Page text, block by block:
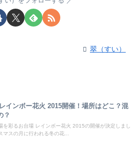
翠（すい）
インボー花火 2015開催！場所はどこ？混
？
を彩るお台場 レインボー花火 2015の開催が決定しまし
マスの月に行われる冬の花...